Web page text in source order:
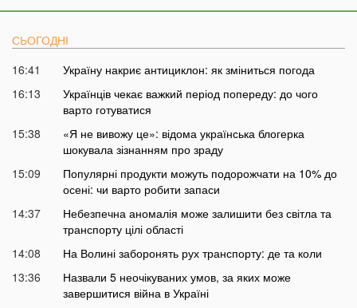
СЬОГОДНІ
16:41
Україну накриє антициклон: як зміниться погода
16:13
Українців чекає важкий період попереду: до чого
варто готуватися
15:38
«Я не вивожу це»: відома українська блогерка
шокувала зізнанням про зраду
15:09
Популярні продукти можуть подорожчати на 10% до
осені: чи варто робити запаси
14:37
Небезпечна аномалія може залишити без світла та
транспорту цілі області
14:08
На Волині заборонять рух транспорту: де та коли
13:36
Назвали 5 неочікуваних умов, за яких може
завершитися війна в Україні